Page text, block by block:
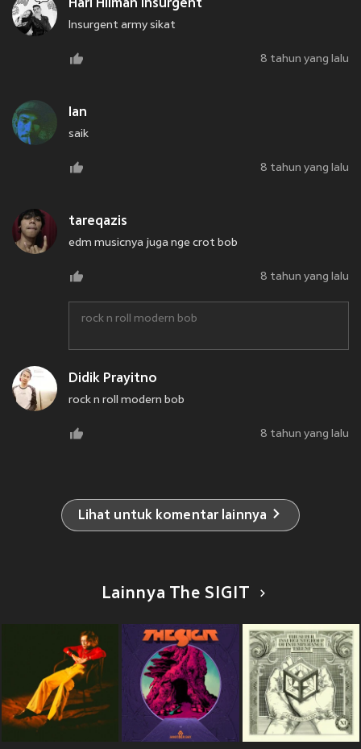
Hari Hilman Insurgent
Insurgent army sikat
8 tahun yang lalu
Ian
saik
8 tahun yang lalu
tareqazis
edm musicnya juga nge crot bob
8 tahun yang lalu
rock n roll modern bob
Didik Prayitno
rock n roll modern bob
8 tahun yang lalu
Lihat untuk komentar lainnya
Lainnya The SIGIT